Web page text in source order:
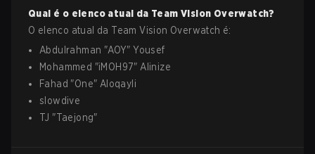
Qual é o elenco atual da Team Vision Overwatch?
O elenco atual da Team Vision Overwatch é:
Abdulrahman "AOY"Yousef
Mohammed "iMOH97" Alinize
Fahad "One" Aloqayli
slowdive
TJ "Taejong"